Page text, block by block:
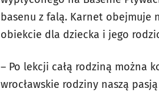
basenu z falą. Karnet obejmuje
obiekcie dla dziecka i jego
– Po lekcji całą rodziną można
wrocławskie rodziny naszą